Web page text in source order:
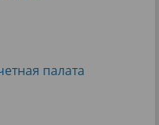
палата